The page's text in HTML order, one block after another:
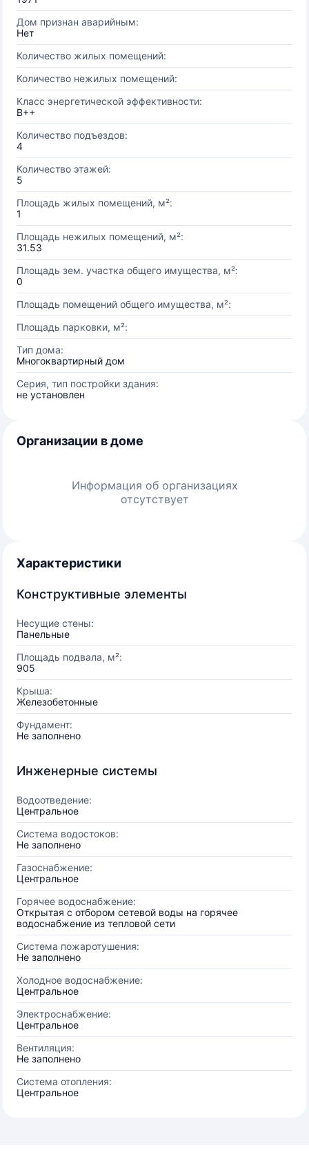
Дом признан аварийным:
Нет
Количество жилых помещений:
Количество нежилых помещений:
Класс энергетической эффективности:
B++
Количество подъездов:
4
Количество этажей:
5
Площадь жилых помещений, м²:
1
Площадь нежилых помещений, м²:
31.53
Площадь зем. участка общего имущества, м²:
0
Площадь помещений общего имущества, м²:
Площадь парковки, м²:
Тип дома:
Многоквартирный дом
Серия, тип постройки здания:
не установлен
Организации в доме
Информация об организациях
отсутствует
Характеристики
Конструктивные элементы
Несущие стены:
Панельные
Площадь подвала, м²:
905
Крыша:
Железобетонные
Фундамент:
Не заполнено
Инженерные системы
Водоотведение:
Центральное
Система водостоков:
Не заполнено
Газоснабжение:
Центральное
Горячее водоснабжение:
Открытая с отбором сетевой воды на горячее
водоснабжение из тепловой сети
Система пожаротушения:
Не заполнено
Холодное водоснабжение:
Центральное
Электроснабжение:
Центральное
Вентиляция:
Не заполнено
Система отопления:
Центральное